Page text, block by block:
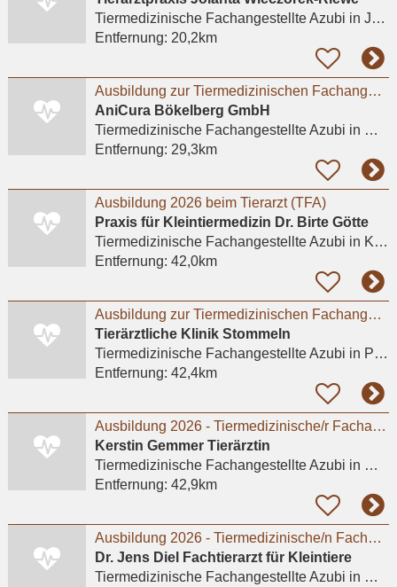
Tiermedizinische Fachangestellte Azubi in Jülich
Entfernung: 20,2km
Ausbildung zur Tiermedizinischen Fachangestellten (m/w/d) 2026 - Mönchengladbach / Bökelberg
AniCura Bökelberg GmbH
Tiermedizinische Fachangestellte Azubi in Mönchengladbach
Entfernung: 29,3km
Ausbildung 2026 beim Tierarzt (TFA)
Praxis für Kleintiermedizin Dr. Birte Götte
Tiermedizinische Fachangestellte Azubi in Krefeld
Entfernung: 42,0km
Ausbildung zur Tiermedizinischen Fachangestellten (m/w/d) ab August 2026
Tierärztliche Klinik Stommeln
Tiermedizinische Fachangestellte Azubi in Pulheim, Stommeln
Entfernung: 42,4km
Ausbildung 2026 - Tiermedizinische/r Fachangestellte/r (w/m/d).
Kerstin Gemmer Tierärztin
Tiermedizinische Fachangestellte Azubi in Meerbusch, Büderich
Entfernung: 42,9km
Ausbildung 2026 - Tiermedizinische/n Fachangestellte/n (m/w/d)
Dr. Jens Diel Fachtierarzt für Kleintiere
Tiermedizinische Fachangestellte Azubi in Meerbusch, Lank-Latum